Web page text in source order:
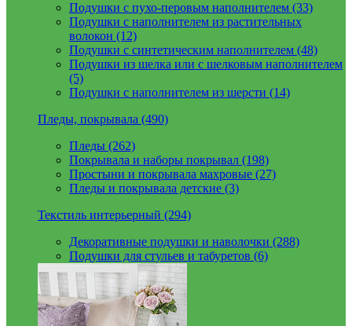
Подушки с пухо-перовым наполнителем (33)
Подушки с наполнителем из растительных
волокон (12)
Подушки с синтетическим наполнителем (48)
Подушки из шелка или с шелковым наполнителем
(5)
Подушки с наполнителем из шерсти (14)
Пледы, покрывала (490)
Пледы (262)
Покрывала и наборы покрывал (198)
Простыни и покрывала махровые (27)
Пледы и покрывала детские (3)
Текстиль интерьерный (294)
Декоративные подушки и наволочки (288)
Подушки для стульев и табуретов (6)